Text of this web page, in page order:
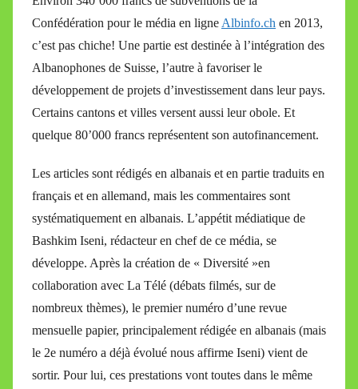
l
e
V
a
l
t
Confédération pour le média en ligne Albinfo.ch en 2013,
c’est pas chiche! Une partie est destinée à l’intégration des
Albanophones de Suisse, l’autre à favoriser le
développement de projets d’investissement dans leur pays.
Certains cantons et villes versent aussi leur obole. Et
quelque 80’000 francs représentent son autofinancement.
Les articles sont rédigés en albanais et en partie traduits en
français et en allemand, mais les commentaires sont
systématiquement en albanais. L’appétit médiatique de
Bashkim Iseni, rédacteur en chef de ce média, se
développe. Après la création de « Diversité »en
collaboration avec La Télé (débats filmés, sur de
nombreux thèmes), le premier numéro d’une revue
mensuelle papier, principalement rédigée en albanais (mais
le 2e numéro a déjà évolué nous affirme Iseni) vient de
sortir. Pour lui, ces prestations vont toutes dans le même